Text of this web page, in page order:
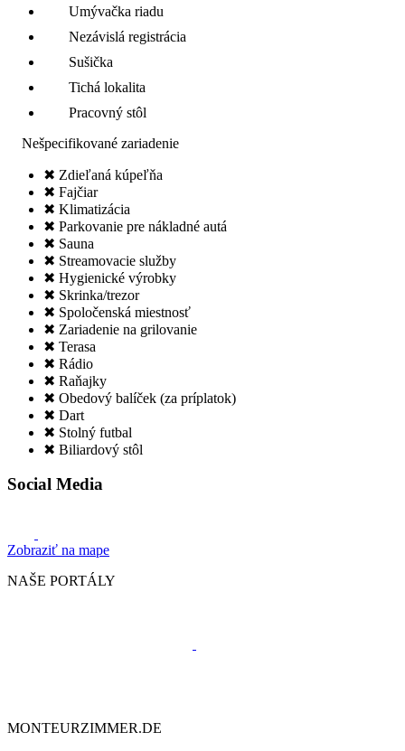
Umývačka riadu
Nezávislá registrácia
Sušička
Tichá lokalita
Pracovný stôl
Nešpecifikované zariadenie
✖ Zdieľaná kúpeľňa
✖ Fajčiar
✖ Klimatizácia
✖ Parkovanie pre nákladné autá
✖ Sauna
✖ Streamovacie služby
✖ Hygienické výrobky
✖ Skrinka/trezor
✖ Spoločenská miestnosť
✖ Zariadenie na grilovanie
✖ Terasa
✖ Rádio
✖ Raňajky
✖ Obedový balíček (za príplatok)
✖ Dart
✖ Stolný futbal
✖ Biliardový stôl
Social Media
Zobraziť na mape
NAŠE PORTÁLY
MONTEURZIMMER.DE